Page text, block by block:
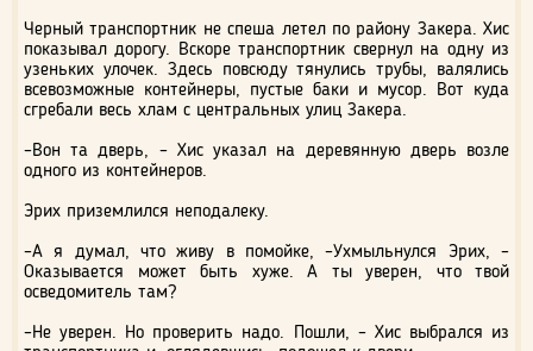
Черный транспортник не спеша летел по району Закера. Хис
показывал дорогу. Вскоре транспортник свернул на одну из
узеньких улочек. Здесь повсюду тянулись трубы, валялись
всевозможные контейнеры, пустые баки и мусор. Вот куда
сгребали весь хлам с центральных улиц Закера.
–Вон та дверь, – Хис указал на деревянную дверь возле
одного из контейнеров.
Эрих приземлился неподалеку.
–А я думал, что живу в помойке, –Ухмыльнулся Эрих, –
Оказывается может быть хуже. А ты уверен, что твой
осведомитель там?
–Не уверен. Но проверить надо. Пошли, – Хис выбрался из